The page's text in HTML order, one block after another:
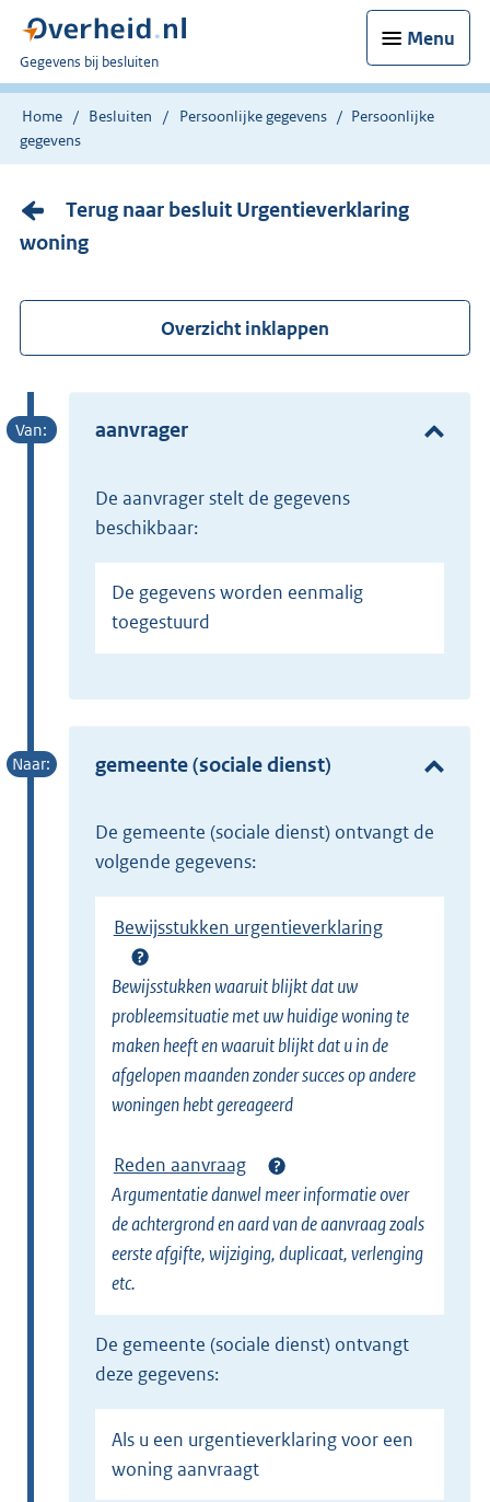
Menu
U
bent
nu
Gegevens bij besluiten
Home Besluiten Persoonlijke gegevens
Persoonlijke
gegevens
Terug naar besluit Urgentieverklaring
woning
Overzicht inklappen
aanvrager
de aanvrager stelt de gegevens
beschikbaar:
De gegevens worden eenmalig
toegestuurd
gemeente (sociale dienst)
de gemeente (sociale dienst) ontvangt de
volgende gegevens:
Bewijsstukken urgentieverklaring
Bewijsstukken waaruit blijkt dat uw
probleemsituatie met uw huidige woning te
maken heeft en waaruit blijkt dat u in de
afgelopen maanden zonder succes op andere
woningen hebt gereageerd
Reden aanvraag
Argumentatie danwel meer informatie over
de achtergrond en aard van de aanvraag zoals
eerste afgifte, wijziging, duplicaat, verlenging
etc.
de gemeente (sociale dienst) ontvangt
deze gegevens:
Als u een urgentieverklaring voor een
woning aanvraagt